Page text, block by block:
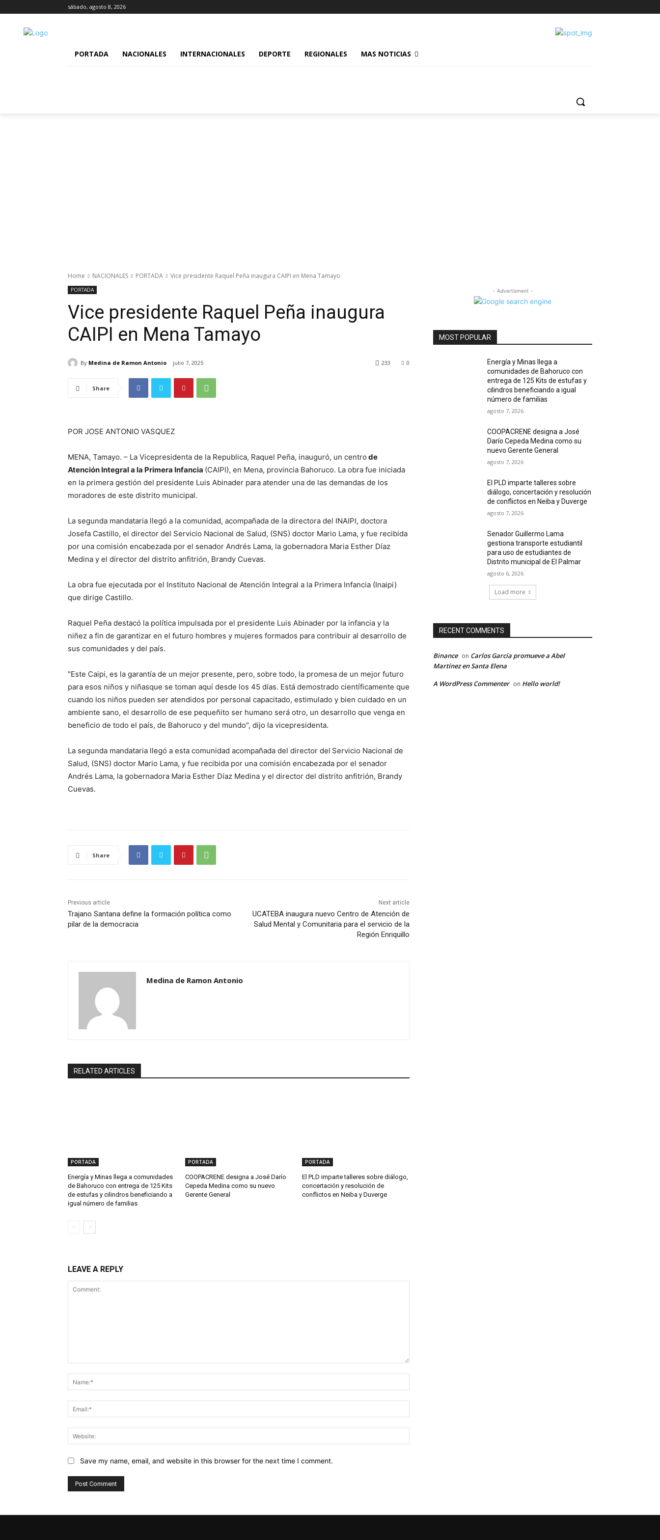
sábado, agosto 8, 2026
PORTADA NACIONALES INTERNACIONALES DEPORTE REGIONALES MAS NOTICIAS
Home NACIONALES PORTADA Vice presidente Raquel Peña inaugura CAIPI en Mena Tamayo
PORTADA
Vice presidente Raquel Peña inaugura
CAIPI en Mena Tamayo
By Medina de Ramon Antonio julio 7, 2025 0
233
Share
POR JOSE ANTONIO VASQUEZ
MENA, Tamayo. – La Vicepresidenta de la Republica, Raquel Peña, inauguró, un centro de
Atención Integral a la Primera Infancia (CAIPI), en Mena, provincia Bahoruco. La obra fue iniciada
en la primera gestión del presidente Luis Abinader para atender una de las demandas de los
moradores de este distrito municipal.
La segunda mandataria llegó a la comunidad, acompañada de la directora del INAIPI, doctora
Josefa Castillo, el director del Servicio Nacional de Salud, (SNS) doctor Mario Lama, y fue recibida
por una comisión encabezada por el senador Andrés Lama, la gobernadora Maria Esther Díaz
Medina y el director del distrito anfitrión, Brandy Cuevas.
La obra fue ejecutada por el Instituto Nacional de Atención Integral a la Primera Infancia (Inaipi)
que dirige Castillo.
Raquel Peña destacó la política impulsada por el presidente Luis Abinader por la infancia y la
niñez a fin de garantizar en el futuro hombres y mujeres formados para contribuir al desarrollo de
sus comunidades y del país.
"Este Caipi, es la garantía de un mejor presente, pero, sobre todo, la promesa de un mejor futuro
para esos niños y niñasque se toman aquí desde los 45 días. Está demostrado científicamente que
cuando los niños pueden ser atendidos por personal capacitado, estimulado y bien cuidado en un
ambiente sano, el desarrollo de ese pequeñito ser humano será otro, un desarrollo que venga en
beneficio de todo el país, de Bahoruco y del mundo", dijo la vicepresidenta.
La segunda mandataria llegó a esta comunidad acompañada del director del Servicio Nacional de
Salud, (SNS) doctor Mario Lama, y fue recibida por una comisión encabezada por el senador
Andrés Lama, la gobernadora Maria Esther Díaz Medina y el director del distrito anfitrión, Brandy
Cuevas.
Share
Previous article
Trajano Santana define la formación política como
pilar de la democracia
Next article
UCATEBA inaugura nuevo Centro de Atención de
Salud Mental y Comunitaria para el servicio de la
Región Enriquillo
Medina de Ramon Antonio
RELATED ARTICLES
PORTADA
Energía y Minas llega a comunidades
de Bahoruco con entrega de 125 Kits
de estufas y cilindros beneficiando a
igual número de familias
PORTADA
COOPACRENE designa a José Darío
Cepeda Medina como su nuevo
Gerente General
PORTADA
El PLD imparte talleres sobre diálogo,
concertación y resolución de
conflictos en Neiba y Duverge
LEAVE A REPLY
Save my name, email, and website in this browser for the next time I comment.
- Advertisment -
MOST POPULAR
Energía y Minas llega a
comunidades de Bahoruco con
entrega de 125 Kits de estufas y
cilindros beneficiando a igual
número de familias
agosto 7, 2026
COOPACRENE designa a José
Darío Cepeda Medina como su
nuevo Gerente General
agosto 7, 2026
El PLD imparte talleres sobre
diálogo, concertación y resolución
de conflictos en Neiba y Duverge
agosto 7, 2026
Senador Guillermo Lama
gestiona transporte estudiantil
para uso de estudiantes de
Distrito municipal de El Palmar
agosto 6, 2026
Load more
RECENT COMMENTS
Binance on Carlos García promueve a Abel
Martínez en Santa Elena
A WordPress Commenter on Hello world!